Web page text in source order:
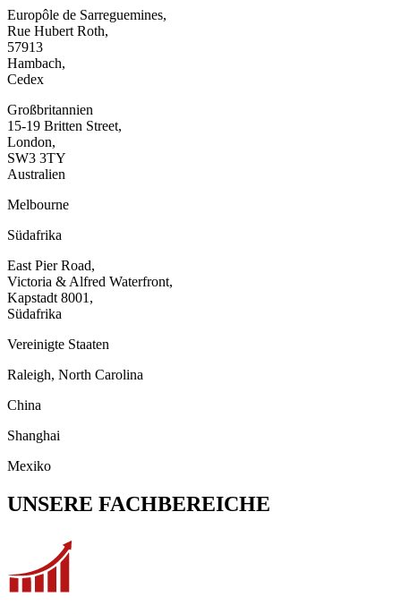
Europôle de Sarreguemines,
Rue Hubert Roth,
57913
Hambach,
Cedex
Großbritannien
15-19 Britten Street,
London,
SW3 3TY
Australien
Melbourne
Südafrika
East Pier Road,
Victoria & Alfred Waterfront,
Kapstadt 8001,
Südafrika
Vereinigte Staaten
Raleigh, North Carolina
China
Shanghai
Mexiko
UNSERE FACHBEREICHE